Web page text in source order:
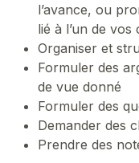
l’avance, ou
lié à l’un de vos
Organiser et
Formuler des
de vue donné
Formuler des
Demander des
Prendre des